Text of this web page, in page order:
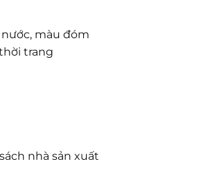
màu đóm
trang
nhà sản xuất